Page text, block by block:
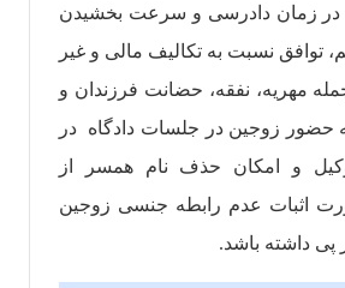
زمان دادرسی و سرعت بخشیدن
توافق نسبت به تکالیف مالی و غیر
مهریه، نفقه، حضانت فرزندان و
حضور زوجین در جلسات دادگاه در
و امکان حذف نام همسر از
اثبات عدم رابطه جنسی زوجین
پی داشته باشد.